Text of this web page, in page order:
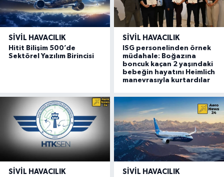
SIVIL HAVACILIK
Hitit Bilişim 500’de
Sektörel Yazılım Birincisi
SIVIL HAVACILIK
ISG personelinden örnek
müdahale: Boğazına
boncuk kaçan 2 yaşındaki
bebeğin hayatını Heimlich
manevrasıyla kurtardılar
SIVIL HAVACILIK SIVIL HAVACILIK